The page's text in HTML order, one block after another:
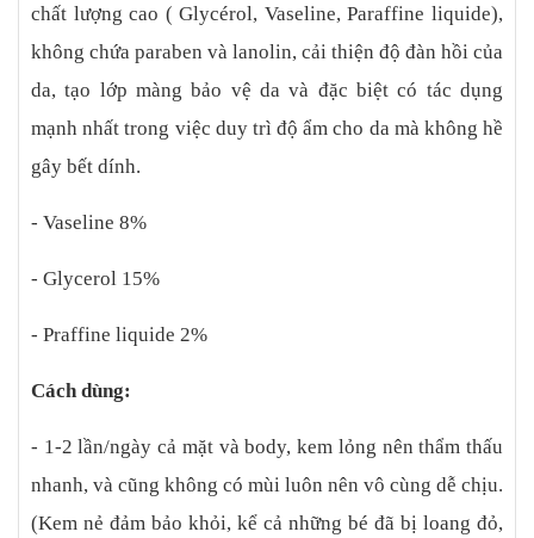
chất lượng cao ( Glycérol, Vaseline, Paraffine liquide),
không chứa paraben và lanolin, cải thiện độ đàn hồi của
da, tạo lớp màng bảo vệ da và đặc biệt có tác dụng
mạnh nhất trong việc duy trì độ ẩm cho da mà không hề
gây bết dính.
- Vaseline 8%
- Glycerol 15%
- Praffine liquide 2%
Cách dùng:
- 1-2 lần/ngày cả mặt và body, kem lỏng nên thẩm thấu
nhanh, và cũng không có mùi luôn nên vô cùng dễ chịu.
(Kem nẻ đảm bảo khỏi, kể cả những bé đã bị loang đỏ,